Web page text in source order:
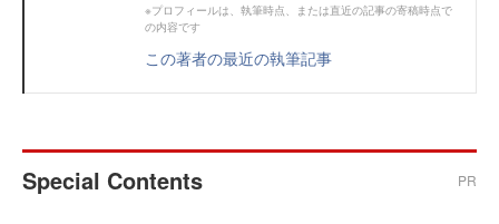
※プロフィールは、執筆時点、または直近の記事の寄稿時点で
の内容です
この著者の最近の執筆記事
Special Contents PR